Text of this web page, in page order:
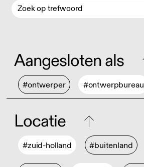
Aangesloten als
#ontwerper #ontwerpbureau
Locatie
#zuid-holland #buitenland